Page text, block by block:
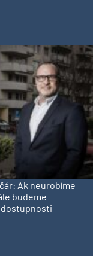
Ak neurobíme
budeme